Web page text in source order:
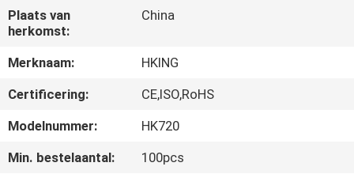
ONS
FABRIEKSREIS
KWALITEITSCONTROLE
CONTACTEER
Plaats van
herkomst:
China
Merknaam:
HKING
Certificering:
CE,ISO,RoHS
Modelnummer:
HK720
Min. bestelaantal:
100pcs